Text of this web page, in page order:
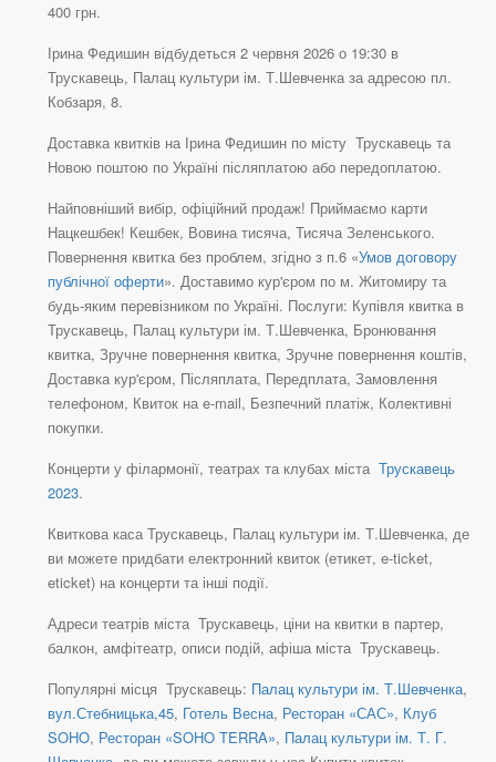
400 грн.
Ірина Федишин відбудеться 2 червня 2026 о 19:30 в
Трускавець, Палац культури ім. Т.Шевченка за адресою пл.
Кобзаря, 8.
Доставка квитків на Ірина Федишин по місту Трускавець та
Новою поштою по Україні післяплатою або передоплатою.
Найповніший вибір, офіційний продаж! Приймаємо карти
Нацкешбек! Кешбек, Вовина тисяча, Тисяча Зеленського.
Повернення квитка без проблем, згідно з п.6 «Умов договору
публічної оферти». Доставимо кур'єром по м. Житомиру та
будь-яким перевізником по Україні. Послуги: Купівля квитка в
Трускавець, Палац культури ім. Т.Шевченка, Бронювання
квитка, Зручне повернення квитка, Зручне повернення коштів,
Доставка кур'єром, Післяплата, Передплата, Замовлення
телефоном, Квиток на e-mail, Безпечний платіж, Колективні
покупки.
Концерти у філармонії, театрах та клубах міста Трускавець
2023.
Квиткова каса Трускавець, Палац культури ім. Т.Шевченка, де
ви можете придбати електронний квиток (етикет, e-ticket,
eticket) на концерти та інші події.
Адреси театрів міста Трускавець, ціни на квитки в партер,
балкон, амфітеатр, описи подій, афіша міста Трускавець.
Популярні місця Трускавець: Палац культури ім. Т.Шевченка,
вул.Стебницька,45, Готель Весна, Ресторан «САС», Клуб
SOHO, Ресторан «SOHO TERRA», Палац культури ім. Т. Г.